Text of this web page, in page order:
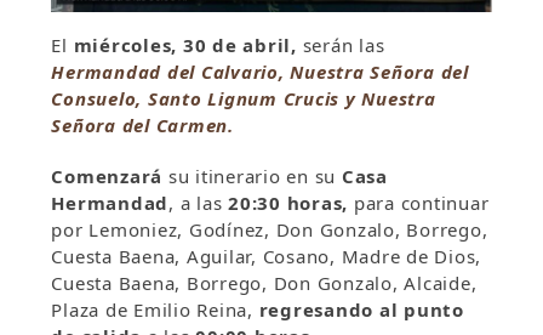
El miércoles, 30 de abril, serán las
Hermandad del Calvario, Nuestra Señora del
Consuelo, Santo Lignum Crucis y Nuestra
Señora del Carmen.
Comenzará su itinerario en su Casa
Hermandad, a las 20:30 horas, para continuar
por Lemoniez, Godínez, Don Gonzalo, Borrego,
Cuesta Baena, Aguilar, Cosano, Madre de Dios,
Cuesta Baena, Borrego, Don Gonzalo, Alcaide,
Plaza de Emilio Reina, regresando al punto